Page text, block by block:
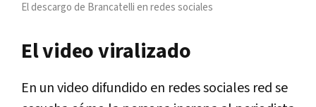
El descargo de Brancatelli en redes sociales
El video viralizado
En un video difundido en redes sociales red se